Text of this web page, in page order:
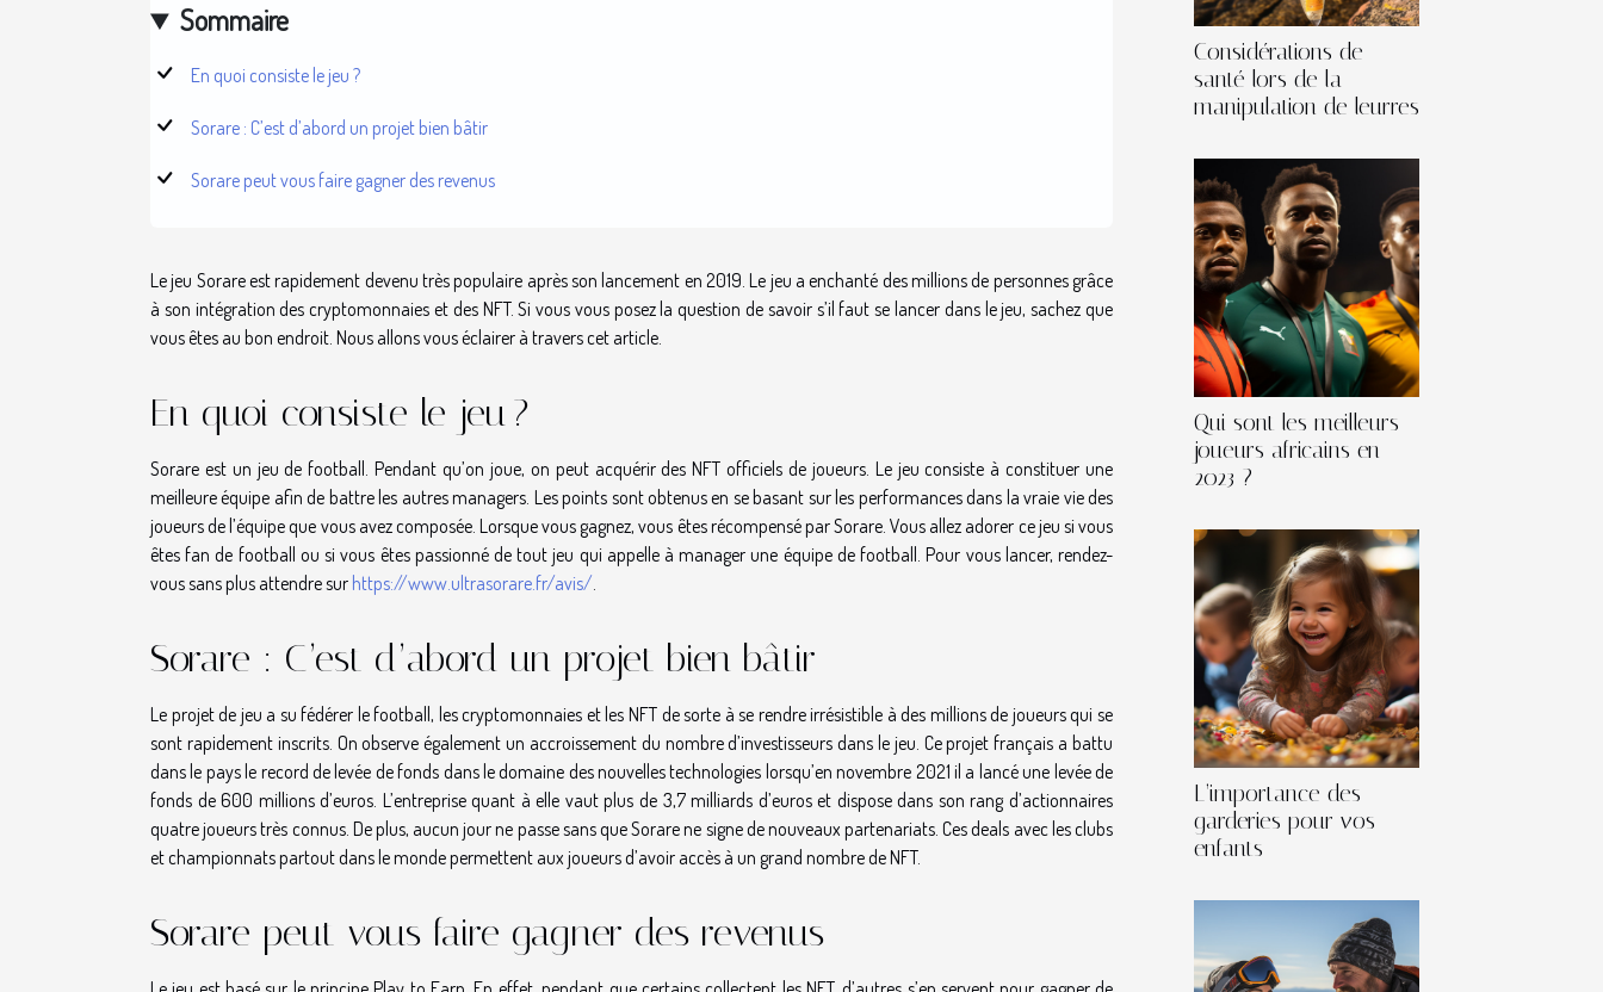
Sommaire
En quoi consiste le jeu ?
Sorare : C’est d’abord un projet bien bâtir
Sorare peut vous faire gagner des revenus
Le jeu Sorare est rapidement devenu très populaire après son lancement en 2019. Le jeu a enchanté des millions de personnes grâce
à son intégration des cryptomonnaies et des NFT. Si vous vous posez la question de savoir s’il faut se lancer dans le jeu, sachez que
vous êtes au bon endroit. Nous allons vous éclairer à travers cet article.
En quoi consiste le jeu ?
Sorare est un jeu de football. Pendant qu’on joue, on peut acquérir des NFT officiels de joueurs. Le jeu consiste à constituer une
meilleure équipe afin de battre les autres managers. Les points sont obtenus en se basant sur les performances dans la vraie vie des
joueurs de l’équipe que vous avez composée. Lorsque vous gagnez, vous êtes récompensé par Sorare. Vous allez adorer ce jeu si vous
êtes fan de football ou si vous êtes passionné de tout jeu qui appelle à manager une équipe de football. Pour vous lancer, rendez-
vous sans plus attendre sur https://www.ultrasorare.fr/avis/.
Sorare : C’est d’abord un projet bien bâtir
Le projet de jeu a su fédérer le football, les cryptomonnaies et les NFT de sorte à se rendre irrésistible à des millions de joueurs qui se
sont rapidement inscrits. On observe également un accroissement du nombre d’investisseurs dans le jeu. Ce projet français a battu
dans le pays le record de levée de fonds dans le domaine des nouvelles technologies lorsqu’en novembre 2021 il a lancé une levée de
fonds de 600 millions d’euros. L’entreprise quant à elle vaut plus de 3,7 milliards d’euros et dispose dans son rang d’actionnaires
quatre joueurs très connus. De plus, aucun jour ne passe sans que Sorare ne signe de nouveaux partenariats. Ces deals avec les clubs
et championnats partout dans le monde permettent aux joueurs d’avoir accès à un grand nombre de NFT.
Sorare peut vous faire gagner des revenus
Considérations de
santé lors de la
manipulation de leurres
Qui sont les meilleurs
joueurs africains en
2023 ?
L’importance des
garderies pour vos
enfants